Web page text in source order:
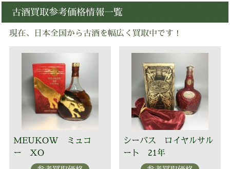
古酒買取参考価格情報一覧
現在、日本全国から古酒を幅広く買取中です！
MEUKOW ミュコ
ー XO
シーバス ロイヤルサル
ート 21年